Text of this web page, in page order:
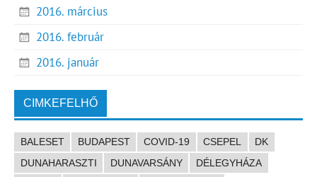
2016. március
2016. február
2016. január
CIMKEFELHŐ
BALESET BUDAPEST COVID-19 CSEPEL
DK
DUNAHARASZTI
DUNAVARSÁNY
DÉLEGYHÁZA